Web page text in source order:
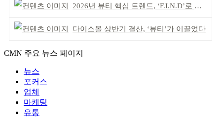
2026년 뷰티 핵심 트렌드, ‘F.I.N.D’로 읽는다
다이소몰 상반기 결산, ‘뷰티’가 이끌었다
CMN 주요 뉴스 페이지
뉴스
포커스
업체
마케팅
유통